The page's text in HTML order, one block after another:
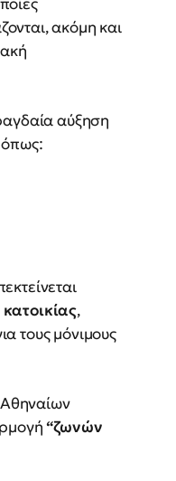
ακόμη και
αύξηση
όπως:
,
τους μόνιμους
Αθηναίων
“ζωνών